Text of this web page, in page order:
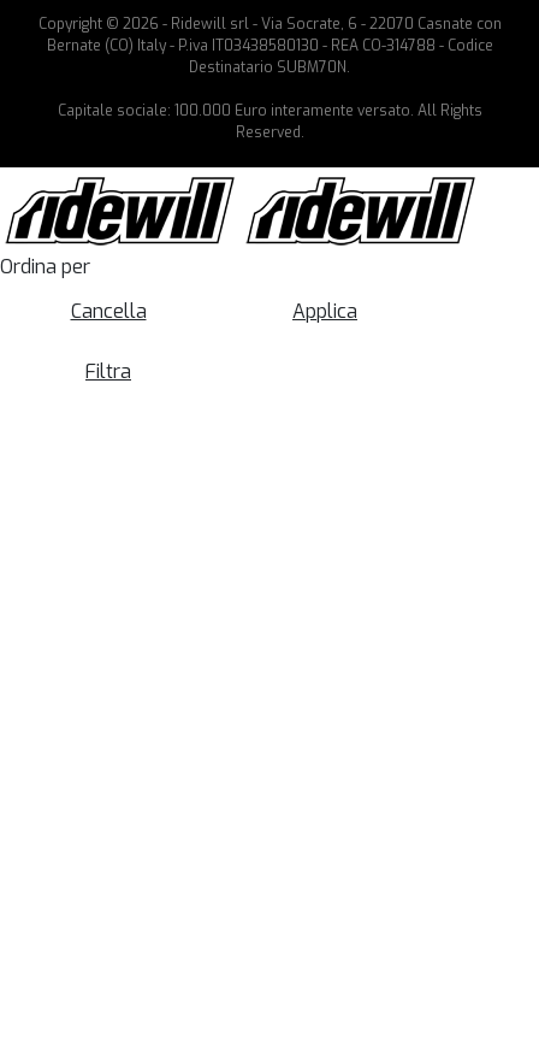
Copyright © 2026 - Ridewill srl - Via Socrate, 6 - 22070 Casnate con
Bernate (CO) Italy - P.iva IT03438580130 - REA CO-314788 - Codice
Destinatario SUBM70N.
Capitale sociale: 100.000 Euro interamente versato. All Rights
Reserved.
Ordina per
Cancella
Applica
Filtra